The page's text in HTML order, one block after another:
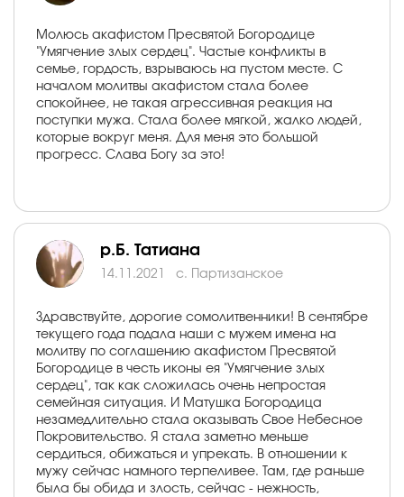
Молюсь акафистом Пресвятой Богородице
"Умягчение злых сердец". Частые конфликты в
семье, гордость, взрываюсь на пустом месте. С
началом молитвы акафистом стала более
спокойнее, не такая агрессивная реакция на
поступки мужа. Стала более мягкой, жалко людей,
которые вокруг меня. Для меня это большой
прогресс. Слава Богу за это!
р.Б. Татиана
14.11.2021 с. Партизанское
Здравствуйте, дорогие сомолитвенники! В сентябре
текущего года подала наши с мужем имена на
молитву по соглашению акафистом Пресвятой
Богородице в честь иконы ея "Умягчение злых
сердец", так как сложилась очень непростая
семейная ситуация. И Матушка Богородица
незамедлительно стала оказывать Свое Небесное
Покровительство. Я стала заметно меньше
сердиться, обижаться и упрекать. В отношении к
мужу сейчас намного терпеливее. Там, где раньше
была бы обида и злость, сейчас - нежность,